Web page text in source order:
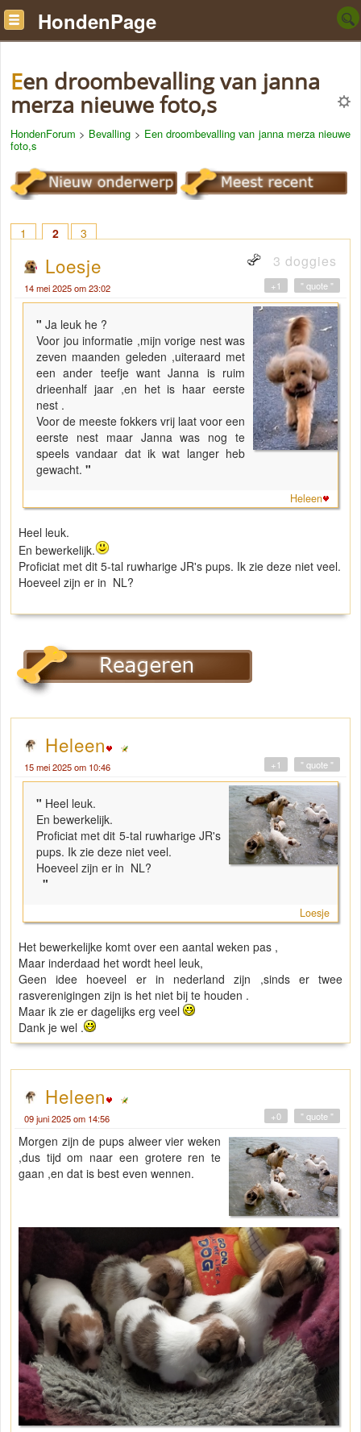
HondenPage
Een droombevalling van janna
merza nieuwe foto,s
HondenForum > Bevalling > Een droombevalling van janna merza nieuwe
foto,s
1 2 3
Loesje 3 doggies
14 mei 2025 om 23:02 " quote "
+1
" Ja leuk he ?
Voor jou informatie ,mijn vorige nest was
zeven maanden geleden ,uiteraard met
een ander teefje want Janna is ruim
drieenhalf jaar ,en het is haar eerste
nest .
Voor de meeste fokkers vrij laat voor een
eerste nest maar Janna was nog te
speels vandaar dat ik wat langer heb
gewacht. "
Heleen
Heel leuk.
En bewerkelijk.
Proficiat met dit 5-tal ruwharige JR's pups. Ik zie deze niet veel.
Hoeveel zijn er in NL?
Heleen
15 mei 2025 om 10:46 " quote "
+1
" Heel leuk.
En bewerkelijk.
Proficiat met dit 5-tal ruwharige JR's
pups. Ik zie deze niet veel.
Hoeveel zijn er in NL?
"
Loesje
Het bewerkelijke komt over een aantal weken pas ,
Maar inderdaad het wordt heel leuk,
Geen idee hoeveel er in nederland zijn ,sinds er twee
rasverenigingen zijn is het niet bij te houden .
Maar ik zie er dagelijks erg veel
Dank je wel .
Heleen
09 juni 2025 om 14:56 " quote "
+0
Morgen zijn de pups alweer vier weken
,dus tijd om naar een grotere ren te
gaan ,en dat is best even wennen.